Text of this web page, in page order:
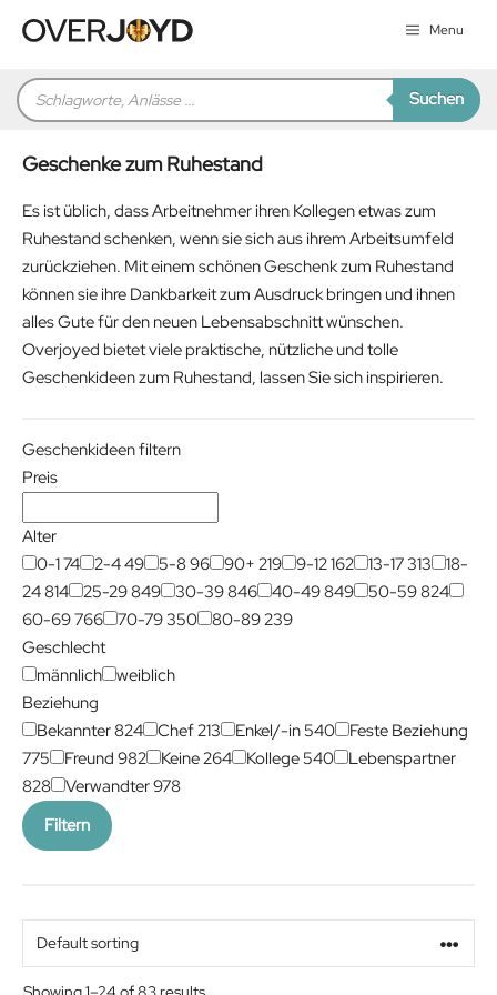
Inhalt
Menu
Products
search Suchen
Geschenke zum Ruhestand
Es ist üblich, dass Arbeitnehmer ihren Kollegen etwas zum
Ruhestand schenken, wenn sie sich aus ihrem Arbeitsumfeld
zurückziehen. Mit einem schönen Geschenk zum Ruhestand
können sie ihre Dankbarkeit zum Ausdruck bringen und ihnen
alles Gute für den neuen Lebensabschnitt wünschen.
Overjoyed bietet viele praktische, nützliche und tolle
Geschenkideen zum Ruhestand, lassen Sie sich inspirieren.
Geschenkideen filtern
Preis
Alter
0-174 2-449 5-896 90+ 219 9-12162 13-17313
18-
24814 25-29849 30-39846 40-49849 50-59824
60-69766 70-79350 80-89239
Geschlecht
männlich
weiblich
Beziehung
Bekannter824 Chef213 Enkel/-in540
Feste Beziehung
775
Freund 982 Keine264 Kollege540
Lebenspartner
828
Verwandter978
Filtern